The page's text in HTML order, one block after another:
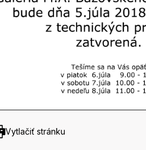
Vytlačiť stránku